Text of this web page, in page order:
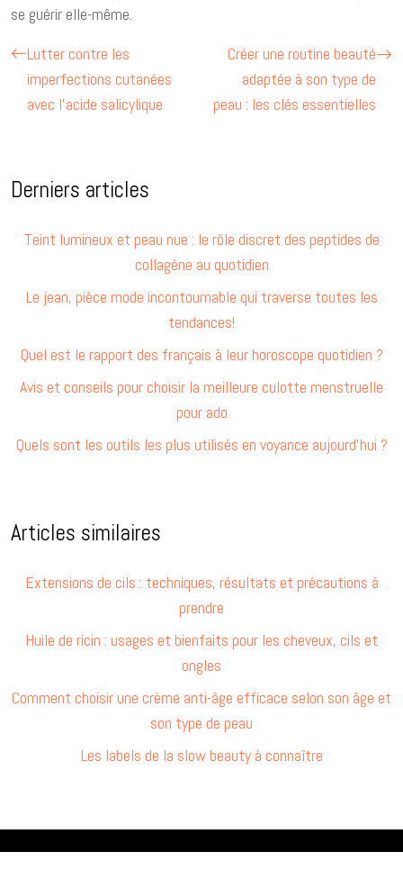
se guérir elle-même.
Lutter contre les
imperfections cutanées
avec l’acide salicylique
Créer une routine beauté
adaptée à son type de
peau : les clés essentielles
Derniers articles
Teint lumineux et peau nue : le rôle discret des peptides de
collagène au quotidien
Le jean, pièce mode incontournable qui traverse toutes les
tendances!
Quel est le rapport des français à leur horoscope quotidien ?
Avis et conseils pour choisir la meilleure culotte menstruelle
pour ado
Quels sont les outils les plus utilisés en voyance aujourd’hui ?
Articles similaires
Extensions de cils : techniques, résultats et précautions à
prendre
Huile de ricin : usages et bienfaits pour les cheveux, cils et
ongles
Comment choisir une crème anti-âge efficace selon son âge et
son type de peau
Les labels de la slow beauty à connaître
Rituel et routine beauté.